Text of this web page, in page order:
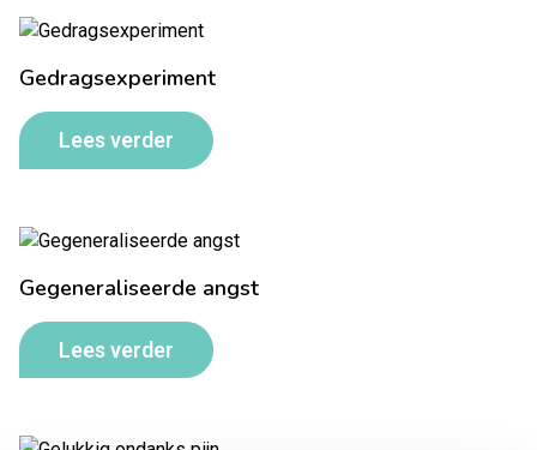
Gedragsexperiment
Lees verder
Gegeneraliseerde angst
Lees verder